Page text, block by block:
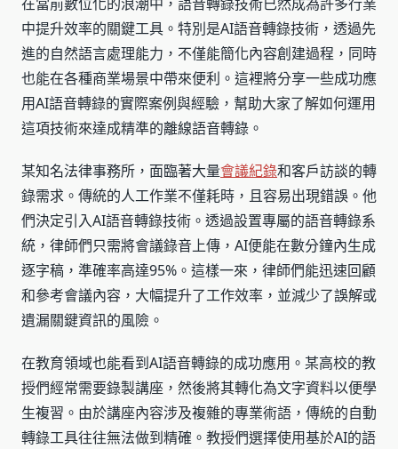
中提升效率的關鍵工具。特別是AI語音轉錄技術，透過先
進的自然語言處理能力，不僅能簡化內容創建過程，同時
也能在各種商業場景中帶來便利。這裡將分享一些成功應
用AI語音轉錄的實際案例與經驗，幫助大家了解如何運用
這項技術來達成精準的離線語音轉錄。
某知名法律事務所，面臨著大量會議紀錄和客戶訪談的轉
錄需求。傳統的人工作業不僅耗時，且容易出現錯誤。他
們決定引入AI語音轉錄技術。透過設置專屬的語音轉錄系
統，律師們只需將會議錄音上傳，AI便能在數分鐘內生成
逐字稿，準確率高達95%。這樣一來，律師們能迅速回顧
和參考會議內容，大幅提升了工作效率，並減少了誤解或
遺漏關鍵資訊的風險。
在教育領域也能看到AI語音轉錄的成功應用。某高校的教
授們經常需要錄製講座，然後將其轉化為文字資料以便學
生複習。由於講座內容涉及複雜的專業術語，傳統的自動
轉錄工具往往無法做到精確。教授們選擇使用基於AI的語